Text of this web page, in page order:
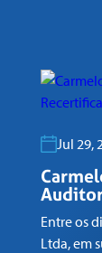
Jul 29,
Entre os
Ltda, em